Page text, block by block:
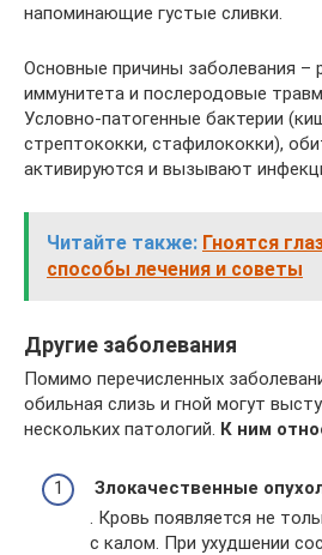
напоминающие густые сливки.
Основные причины заболевания –
иммунитета и послеродовые
Условно-патогенные бактерии
стрептококки, стафилококки),
активируются и вызывают
Читайте также: Гноятся
способы лечения и советы
Другие заболевания
Помимо перечисленных
обильная слизь и гной могут
нескольких патологий. К ним
Злокачественные
. Кровь появляется не
с калом. При ухудшении